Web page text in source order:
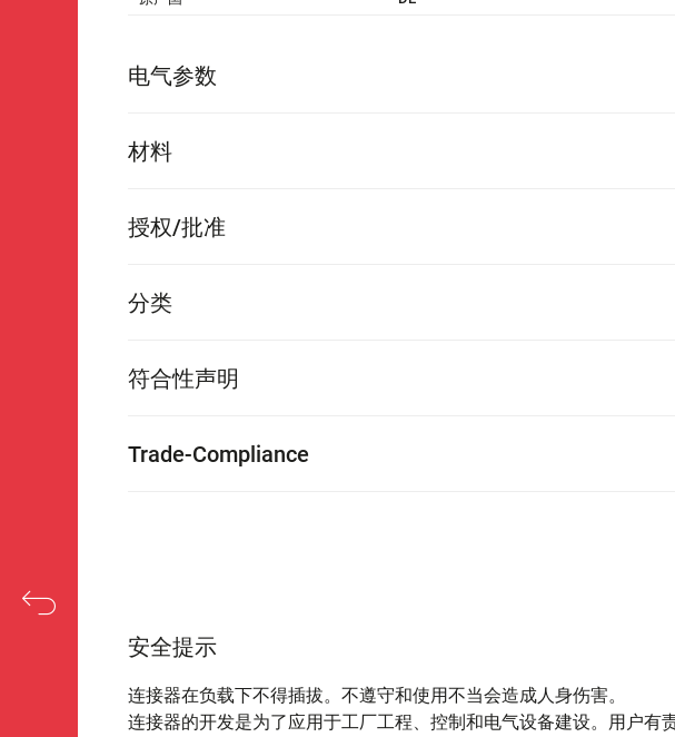
电气参数
材料
授权/批准
分类
符合性声明
Trade-Compliance
安全提示
连接器在负载下不得插拔。不遵守和使用不当会造成人身伤害。
连接器的开发是为了应用于工厂工程、控制和电气设备建设。用户有